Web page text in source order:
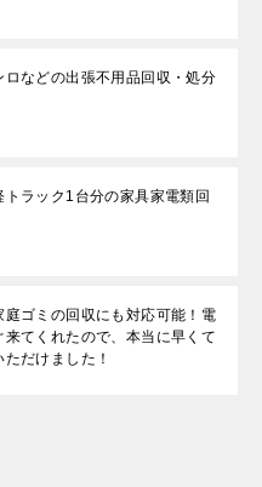
ロなどの出張不用品回収・処分
トラック1台分の家具家電類回
庭ゴミの回収にも対応可能！電
てくれたので、本当に早くて
だけました！